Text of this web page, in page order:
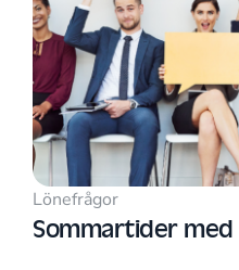
Lönefrågor
Sommartider